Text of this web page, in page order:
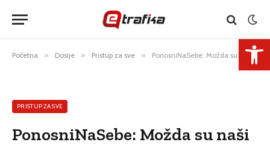
Početna » Dosije » Pristup za sve » PonosniNaSebe: Možda su naši životi slađi i lakši od onih „običnih“ bez invaliditeta
PRISTUP ZA SVE
PonosniNaSebe: Možda su naši